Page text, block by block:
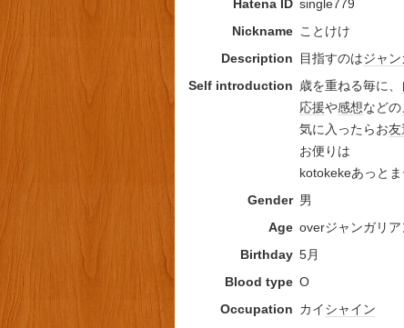
Hatena ID single779
Nickname ことけけ
Description
目指すのはジャ
Self introduction 歳を重ねる毎に、
応援や感想などの
気に入ったらお友
お便りは
kotokekeあっとま
Gender 男
Age overジャンガリア
Birthday 5月
Blood type O
Occupation カイシャイン